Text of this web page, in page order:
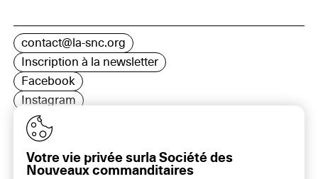
contact@la-snc.org
Inscription à la newsletter
Facebook
Instagram
LinkedIn
Votre vie privée surla Société des
Nouveaux commanditaires